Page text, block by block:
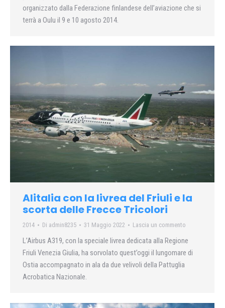
organizzato dalla Federazione finlandese dell’aviazione che si
terrà a Oulu il 9 e 10 agosto 2014.
Alitalia con la livrea del Friuli e la
scorta delle Frecce Tricolori
2014 Di admin8235 31 Maggio 2022 Lascia un commento
L’Airbus A319, con la speciale livrea dedicata alla Regione
Friuli Venezia Giulia, ha sorvolato quest’oggi il lungomare di
Ostia accompagnato in ala da due velivoli della Pattuglia
Acrobatica Nazionale.